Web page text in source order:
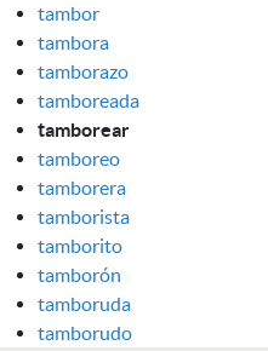
tambor
tambora
tamborazo
tamboreada
tamborear
tamboreo
tamborera
tamborista
tamborito
tamborón
tamboruda
tamborudo